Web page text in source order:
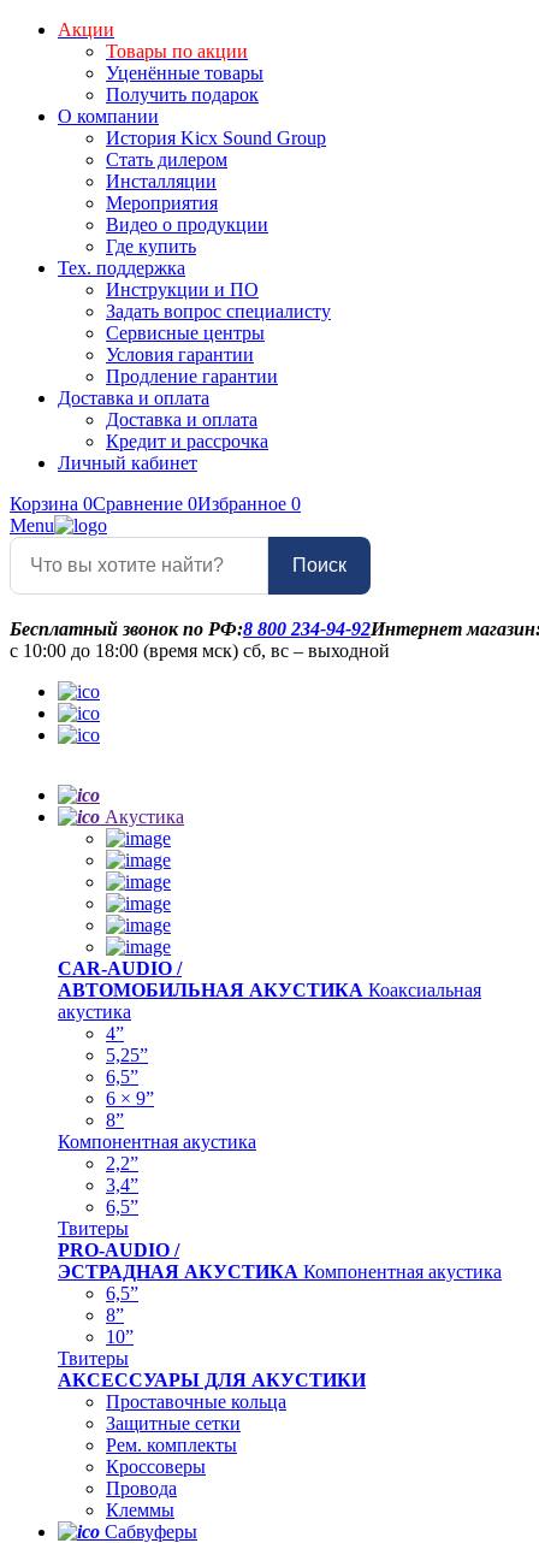
Акции
Товары по акции
Уценённые товары
Получить подарок
О компании
История Kicx Sound Group
Стать дилером
Инсталляции
Мероприятия
Видео о продукции
Где купить
Тех. поддержка
Инструкции и ПО
Задать вопрос специалисту
Сервисные центры
Условия гарантии
Продление гарантии
Доставка и оплата
Доставка и оплата
Кредит и рассрочка
Личный кабинет
Корзина 0Сравнение 0Избранное 0
Бесплатный звонок по РФ:8 800 234-94-92Интернет
с 10:00 до 18:00 (время мск) сб, вс – выходной
Menu
Поиск
Акустика
CAR-AUDIO /
АВТОМОБИЛЬНАЯ АКУСТИКА Коаксиальная
акустика
4”
5,25”
6,5”
6 × 9”
8”
Компонентная акустика
2,2”
3,4”
6,5”
Твитеры
PRO-AUDIO /
ЭСТРАДНАЯ АКУСТИКА Компонентная акустика
6,5”
8”
10”
Твитеры
АКСЕССУАРЫ ДЛЯ АКУСТИКИ
Проставочные кольца
Защитные сетки
Рем. комплекты
Кроссоверы
Провода
Клеммы
Сабвуферы